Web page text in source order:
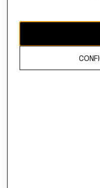
El contenido de esta página
propiedad de H&M Hennes &